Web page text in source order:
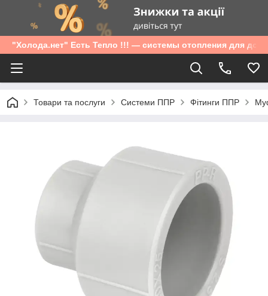
"Холода.нет" Есть Тепло !!! — системы отопления для дома
Товари та послуги Системи ППР Фітинги ППР